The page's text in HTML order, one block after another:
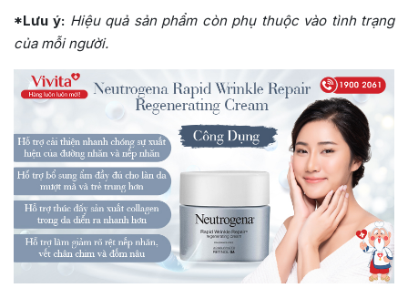
*Lưu ý: Hiệu quả sản phẩm còn phụ thuộc vào tình trạng
của mỗi người.